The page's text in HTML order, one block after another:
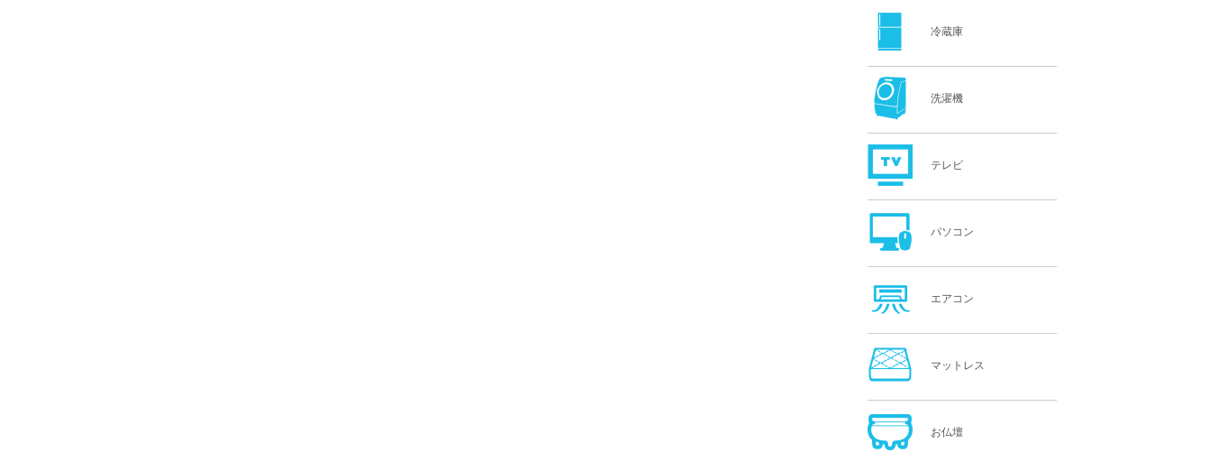
冷蔵庫
洗濯機
テレビ
パソコン
エアコン
マットレス
お仏壇